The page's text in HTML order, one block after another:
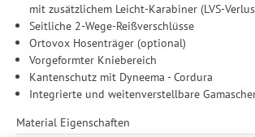
mit zusätzlichem Leicht-Karabiner (LVS-
Seitliche 2-Wege-Reißverschlüsse
Ortovox Hosenträger (optional)
Vorgeformter Kniebereich
Kantenschutz mit Dyneema - Cordura
Integrierte und weitenverstellbare
Material Eigenschaften